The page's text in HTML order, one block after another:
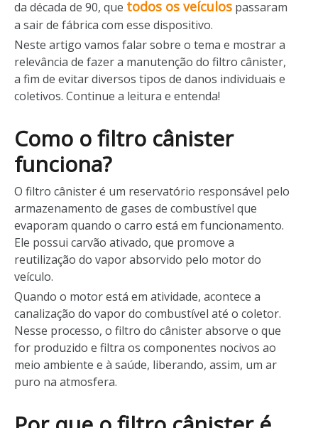
da década de 90, que todos os veículos passaram
a sair de fábrica com esse dispositivo.
Neste artigo vamos falar sobre o tema e mostrar a
relevância de fazer a manutenção do filtro cânister,
a fim de evitar diversos tipos de danos individuais e
coletivos. Continue a leitura e entenda!
Como o filtro cânister
funciona?
O filtro cânister é um reservatório responsável pelo
armazenamento de gases de combustível que
evaporam quando o carro está em funcionamento.
Ele possui carvão ativado, que promove a
reutilização do vapor absorvido pelo motor do
veículo.
Quando o motor está em atividade, acontece a
canalização do vapor do combustível até o coletor.
Nesse processo, o filtro do cânister absorve o que
for produzido e filtra os componentes nocivos ao
meio ambiente e à saúde, liberando, assim, um ar
puro na atmosfera.